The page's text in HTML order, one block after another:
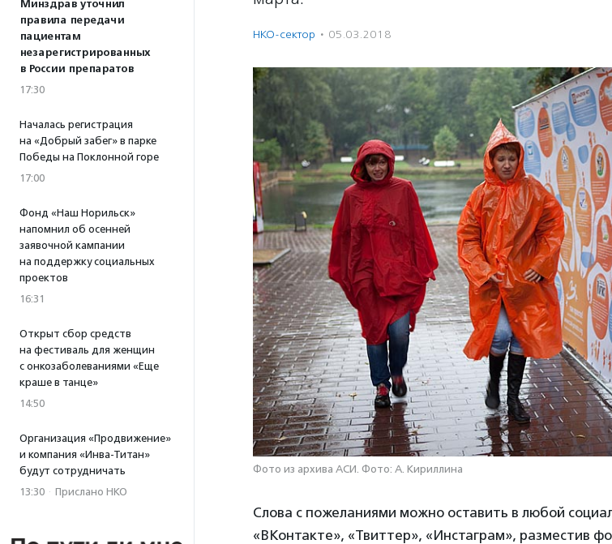
Минздрав уточнил
правила передачи
пациентам
незарегистрированных
в России препаратов
17:30
Началась регистрация
на «Добрый забег» в парке
Победы на Поклонной горе
17:00
Фонд «Наш Норильск»
напомнил об осенней
заявочной кампании
на поддержку социальных
проектов
16:31
Открыт сбор средств
на фестиваль для женщин
с онкозаболеваниями «Еще
краше в танце»
14:50
Организация «Продвижение»
и компания «Инва-Титан»
будут сотрудничать
13:30 · Прислано НКО
НКО-сектор · 05.03.2018
Фото из архива АСИ. Фото: А. Кириллина
Слова с пожеланиями можно оставить в любой
«ВКонтакте», «Твиттер», «Инстаграм», разместив